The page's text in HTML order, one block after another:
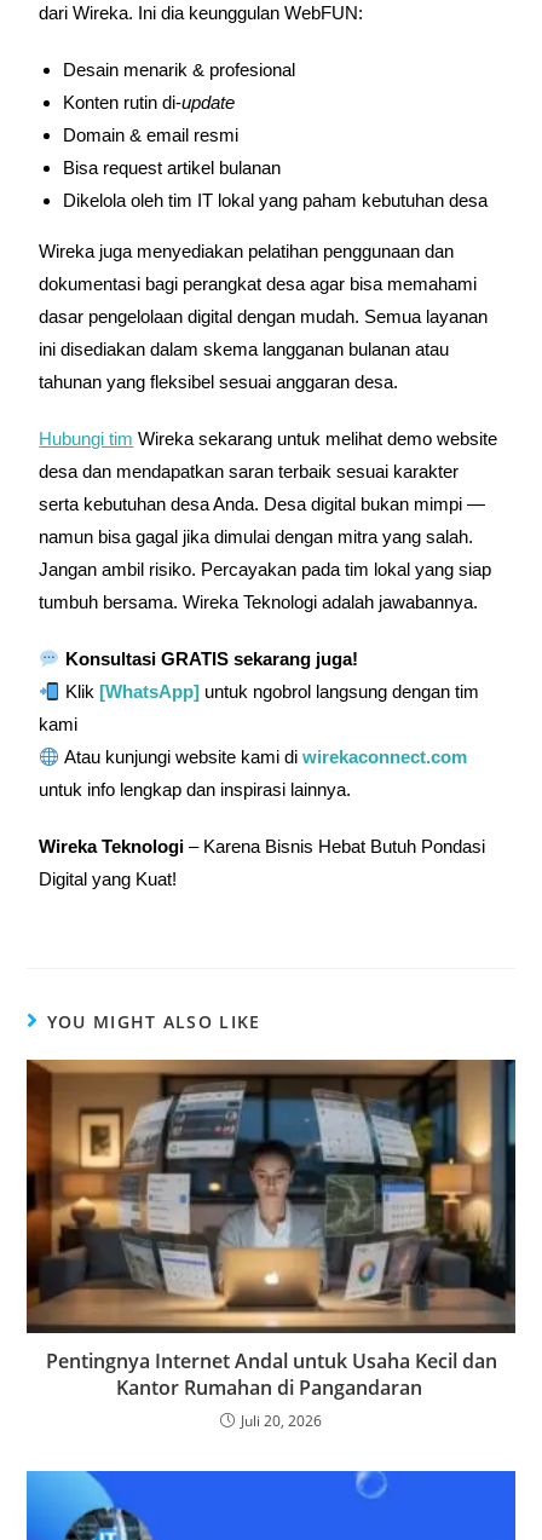
dari Wireka. Ini dia keunggulan WebFUN:
Desain menarik & profesional
Konten rutin di-update
Domain & email resmi
Bisa request artikel bulanan
Dikelola oleh tim IT lokal yang paham kebutuhan desa
Wireka juga menyediakan pelatihan penggunaan dan
dokumentasi bagi perangkat desa agar bisa memahami
dasar pengelolaan digital dengan mudah. Semua layanan
ini disediakan dalam skema langganan bulanan atau
tahunan yang fleksibel sesuai anggaran desa.
Hubungi tim Wireka sekarang untuk melihat demo website
desa dan mendapatkan saran terbaik sesuai karakter
serta kebutuhan desa Anda. Desa digital bukan mimpi —
namun bisa gagal jika dimulai dengan mitra yang salah.
Jangan ambil risiko. Percayakan pada tim lokal yang siap
tumbuh bersama. Wireka Teknologi adalah jawabannya.
Konsultasi GRATIS sekarang juga!
Klik [WhatsApp] untuk ngobrol langsung dengan tim
kami
Atau kunjungi website kami di wirekaconnect.com
untuk info lengkap dan inspirasi lainnya.
Wireka Teknologi – Karena Bisnis Hebat Butuh Pondasi
Digital yang Kuat!
YOU MIGHT ALSO LIKE
Pentingnya Internet Andal untuk Usaha Kecil dan
Kantor Rumahan di Pangandaran
Juli 20, 2026